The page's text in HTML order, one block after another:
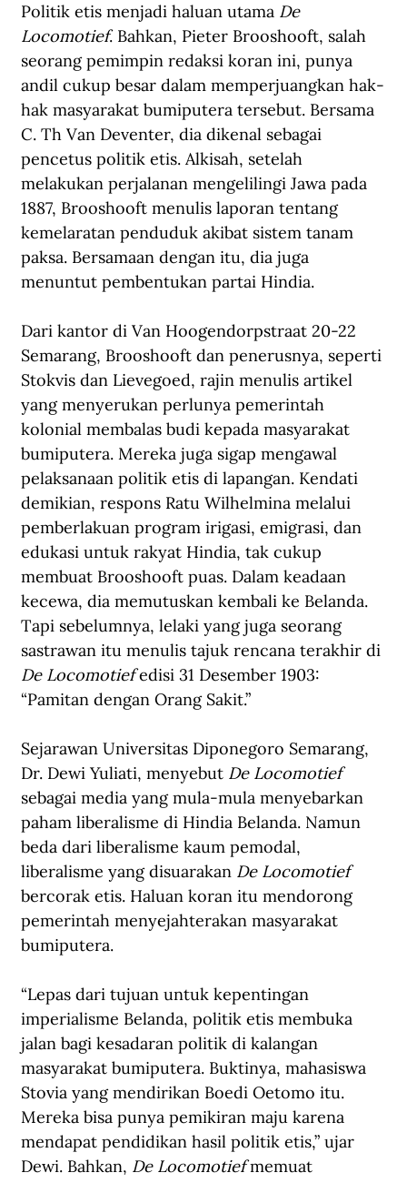
Politik etis menjadi haluan utama De
Locomotief. Bahkan, Pieter Brooshooft, salah
seorang pemimpin redaksi koran ini, punya
andil cukup besar dalam memperjuangkan hak-
hak masyarakat bumiputera tersebut. Bersama
C. Th Van Deventer, dia dikenal sebagai
pencetus politik etis. Alkisah, setelah
melakukan perjalanan mengelilingi Jawa pada
1887, Brooshooft menulis laporan tentang
kemelaratan penduduk akibat sistem tanam
paksa. Bersamaan dengan itu, dia juga
menuntut pembentukan partai Hindia.
Dari kantor di Van Hoogendorpstraat 20-22
Semarang, Brooshooft dan penerusnya, seperti
Stokvis dan Lievegoed, rajin menulis artikel
yang menyerukan perlunya pemerintah
kolonial membalas budi kepada masyarakat
bumiputera. Mereka juga sigap mengawal
pelaksanaan politik etis di lapangan. Kendati
demikian, respons Ratu Wilhelmina melalui
pemberlakuan program irigasi, emigrasi, dan
edukasi untuk rakyat Hindia, tak cukup
membuat Brooshooft puas. Dalam keadaan
kecewa, dia memutuskan kembali ke Belanda.
Tapi sebelumnya, lelaki yang juga seorang
sastrawan itu menulis tajuk rencana terakhir di
De Locomotief edisi 31 Desember 1903:
“Pamitan dengan Orang Sakit.”
Sejarawan Universitas Diponegoro Semarang,
Dr. Dewi Yuliati, menyebut De Locomotief
sebagai media yang mula-mula menyebarkan
paham liberalisme di Hindia Belanda. Namun
beda dari liberalisme kaum pemodal,
liberalisme yang disuarakan De Locomotief
bercorak etis. Haluan koran itu mendorong
pemerintah menyejahterakan masyarakat
bumiputera.
“Lepas dari tujuan untuk kepentingan
imperialisme Belanda, politik etis membuka
jalan bagi kesadaran politik di kalangan
masyarakat bumiputera. Buktinya, mahasiswa
Stovia yang mendirikan Boedi Oetomo itu.
Mereka bisa punya pemikiran maju karena
mendapat pendidikan hasil politik etis,” ujar
Dewi. Bahkan, De Locomotief memuat